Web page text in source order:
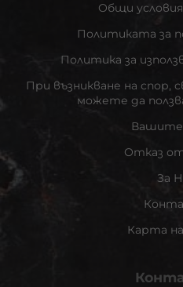
Общи условия
Политиката за
Политика за
При възникване на спор,
можете да
Вашите
Отказ
За
Карта